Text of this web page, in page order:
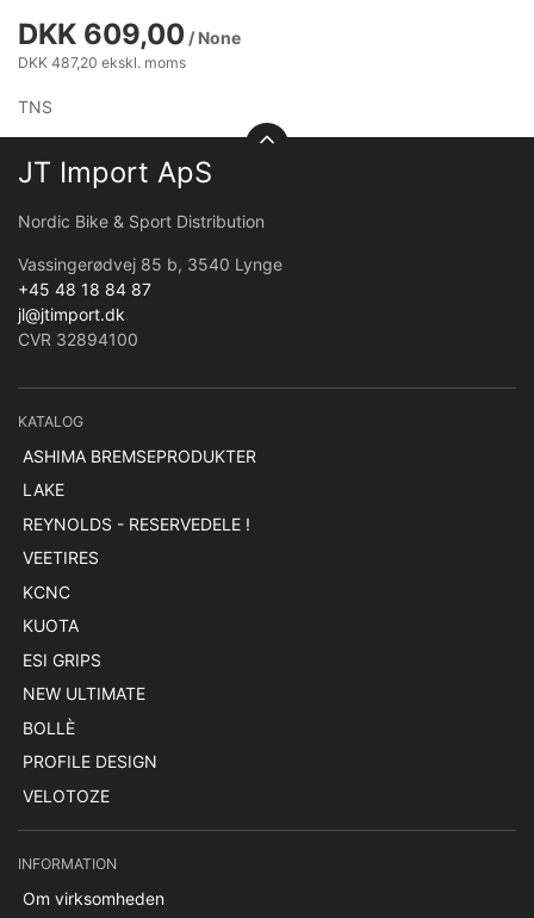
DKK 609,00 / None
DKK 487,20 ekskl. moms
TNS
JT Import ApS
Nordic Bike & Sport Distribution
Vassingerødvej 85 b, 3540 Lynge
+45 48 18 84 87
jl@jtimport.dk
CVR 32894100
KATALOG
ASHIMA BREMSEPRODUKTER
LAKE
REYNOLDS - RESERVEDELE !
VEETIRES
KCNC
KUOTA
ESI GRIPS
NEW ULTIMATE
BOLLÈ
PROFILE DESIGN
VELOTOZE
INFORMATION
Om virksomheden